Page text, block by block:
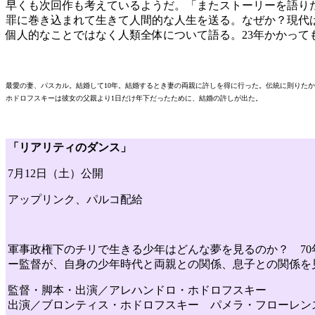
早くも次回作も考えているようだ。「またストーリーを語
罪に巻き込まれて生きて人間的な人生を送る。なぜか？現
個人的なことではなく人類全体について語る。23年かかっ
最愛の妻、パスカル。結婚して10年。結婚するとき妻の両親に許しを得に行った。伝統に則りた
ホドロフスキーは彼女の父親より1日だけ年下だったために、結婚の許しが出た。
「リアリティのダンス」
7月12日（土）公開
アップリンク、パルコ配給
軍事政権下のチリで生きる少年はどんな夢を見るのか？
ー監督が、自身の少年時代と両親との関係、息子との関係
監督・脚本・出演／アレハンドロ・ホドロフスキー
出演／ブロンティス・ホドロフスキー パメラ・フローレン